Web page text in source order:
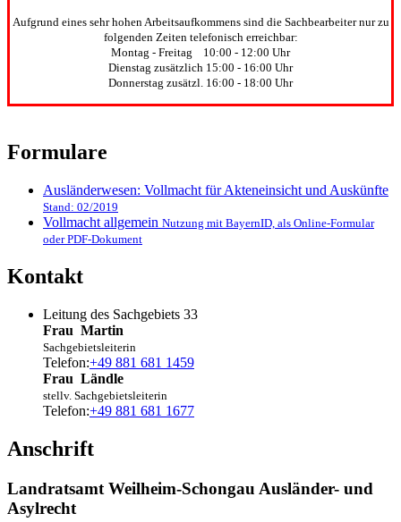
Aufgrund eines sehr hohen Arbeitsaufkommens sind die Sachbearbeiter nur zu
folgenden Zeiten telefonisch erreichbar:
Montag - Freitag 10:00 - 12:00 Uhr
Dienstag zusätzlich 15:00 - 16:00 Uhr
Donnerstag zusätzl. 16:00 - 18:00 Uhr
Formulare
Ausländerwesen: Vollmacht für Akteneinsicht und Auskünfte
Stand: 02/2019
Vollmacht allgemein Nutzung mit BayernID, als Online-Formular
oder PDF-Dokument
Kontakt
Leitung des Sachgebiets 33
Frau Martin
Sachgebietsleiterin
Telefon:+49 881 681 1459
Frau Ländle
stellv. Sachgebietsleiterin
Telefon:+49 881 681 1677
Anschrift
Landratsamt Weilheim-Schongau Ausländer- und
Asylrecht